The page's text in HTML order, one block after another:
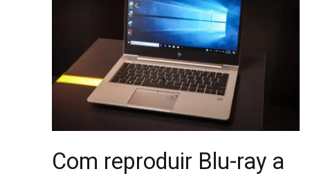
Com reproduir Blu-ray a